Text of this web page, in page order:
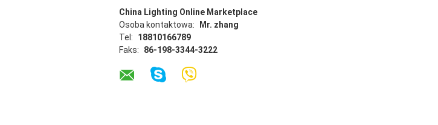
China Lighting Online Marketplace
Osoba kontaktowa:
Mr. zhang
Tel:
18810166789
Faks:
86-198-3344-3222